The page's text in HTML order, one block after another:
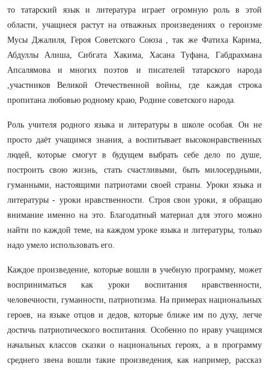
то татарский язык и литература играет огромную роль в этой
области, учащиеся растут на отважных произведениях о героизме
Мусы Джалиля, Героя Советского Союза , так же Фатиха Карима,
Абдуллы Алиша, Сибгата Хакима, Хасана Туфана, Габдрахмана
Апсалямова и многих поэтов и писателей татарского народа
,участников Великой Отечественной войны, где каждая строка
пропитана любовью родному краю, Родине советского народа.
Роль учителя родного языка и литературы в школе особая. Он не
просто даёт учащимся знания, а воспитывает высоконравственных
людей, которые смогут в будущем выбрать себе дело по душе,
построить свою жизнь, стать счастливыми, быть милосердными,
гуманными, настоящими патриотами своей страны. Уроки языка и
литературы - уроки нравственности. Строя свои уроки, я обращаю
внимание именно на это. Благодатный материал для этого можно
найти по каждой теме, на каждом уроке языка и литературы, только
надо умело использовать его.
Каждое произведение, которые вошли в учебную программу, может
восприниматься как уроки воспитания нравственности,
человечности, гуманности, патриотизма. На примерах национальных
героев, на языке отцов и дедов, которые ближе им по духу, легче
достичь патриотического воспитания. Особенно по нраву учащимся
начальных классов сказки о национальных героях, а в программу
среднего звена вошли такие произведения, как например, рассказ